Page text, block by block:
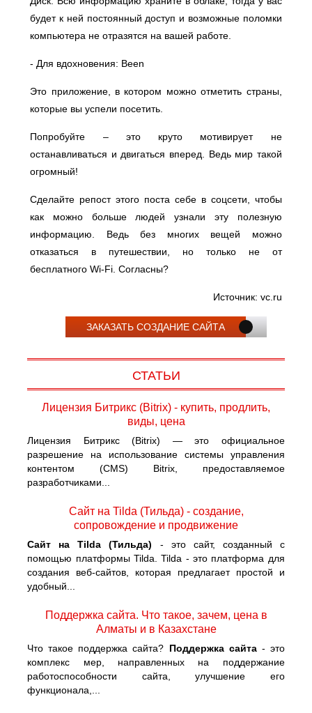
будет к ней постоянный доступ и возможные поломки
компьютера не отразятся на вашей работе.⠀
- Для вдохновения: Been⠀
Это приложение, в котором можно отметить страны,
которые вы успели посетить.
Попробуйте – это круто мотивирует не
останавливаться и двигаться вперед. Ведь мир такой
огромный!⠀
Сделайте репост этого поста себе в соцсети, чтобы
как можно больше людей узнали эту полезную
информацию. Ведь без многих вещей можно
отказаться в путешествии, но только не от
бесплатного Wi-Fi. Согласны?
Источник: vc.ru
ЗАКАЗАТЬ СОЗДАНИЕ САЙТА
СТАТЬИ
Лицензия Битрикс (Bitrix) - купить, продлить,
виды, цена
Лицензия Битрикс (Bitrix) — это официальное
разрешение на использование системы управления
контентом (CMS) Bitrix, предоставляемое
разработчиками...
Сайт на Tilda (Тильда) - создание,
сопровождение и продвижение
Сайт на Tilda (Тильда) - это сайт, созданный с
помощью платформы Tilda. Tilda - это платформа для
создания веб-сайтов, которая предлагает простой и
удобный...
Поддержка сайта. Что такое, зачем, цена в
Алматы и в Казахстане
Что такое поддержка сайта? Поддержка сайта- это
комплекс мер, направленных на поддержание
работоспособности сайта, улучшение его
функционала,...